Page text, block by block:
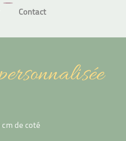
Contact
de coté